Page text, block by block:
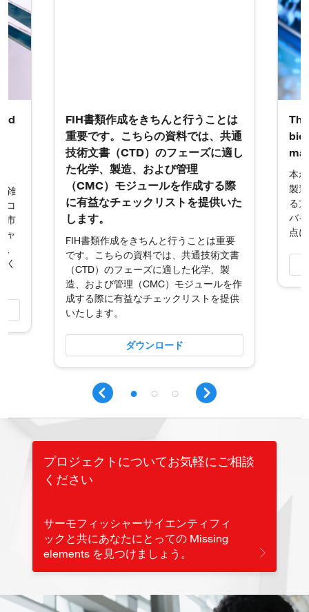
雑
コ
市
ャ
く
FIH書類作成をきちんと行うことは
重要です。こちらの資料では、共通
技術文書（CTD）のフェーズに適し
た化学、製造、および管理
（CMC）モジュールを作成する際
に有益なチェックリストを提供いた
します。
FIH書類作成をきちんと行うことは重要
です。こちらの資料では、共通技術文書
（CTD）のフェーズに適した化学、製
造、および管理（CMC）モジュールを作
成する際に有益なチェックリストを提供
いたします。
ダウンロード
本
製
る
バ
点
プロジェクトについてお気軽にご相談
ください
サーモフィッシャーサイエンティフィ
ックと共にあなたにとっての Missing
elements を見つけましょう。